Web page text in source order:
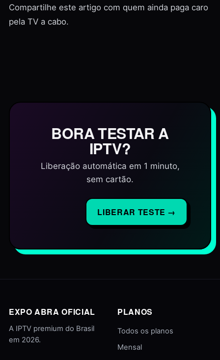
Compartilhe este artigo com quem ainda paga caro
pela TV a cabo.
BORA TESTAR A
IPTV?
Liberação automática em 1 minuto,
sem cartão.
LIBERAR TESTE →
EXPO ABRA OFICIAL
A IPTV premium do Brasil
em 2026.
PLANOS
Todos os planos
Mensal